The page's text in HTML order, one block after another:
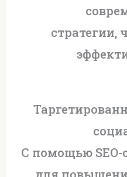
стратегии,
С помощью